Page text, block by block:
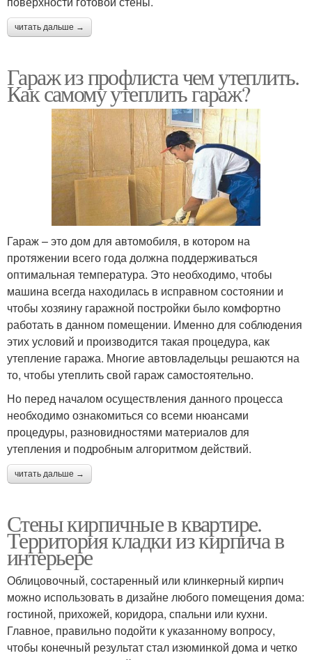
читать дальше →
Гараж из профлиста чем утеплить.
Как самому утеплить гараж?
Гараж – это дом для автомобиля, в котором на
протяжении всего года должна поддерживаться
оптимальная температура. Это необходимо, чтобы
машина всегда находилась в исправном состоянии и
чтобы хозяину гаражной постройки было комфортно
работать в данном помещении. Именно для соблюдения
этих условий и производится такая процедура, как
утепление гаража. Многие автовладельцы решаются на
то, чтобы утеплить свой гараж самостоятельно.
Но перед началом осуществления данного процесса
необходимо ознакомиться со всеми нюансами
процедуры, разновидностями материалов для
утепления и подробным алгоритмом действий.
читать дальше →
Стены кирпичные в квартире.
Территория кладки из кирпича в
интерьере
Облицовочный, состаренный или клинкерный кирпич
можно использовать в дизайне любого помещения дома:
гостиной, прихожей, коридора, спальни или кухни.
Главное, правильно подойти к указанному вопросу,
чтобы конечный результат стал изюминкой дома и четко